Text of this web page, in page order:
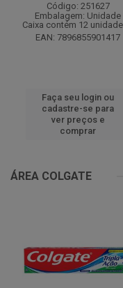
Código: 251627
Embalagem: Unidade
Caixa contém 12
EAN: 7896855901417
Faça seu login ou
cadastre-se para
ver preços e
comprar
ÁREA COLGATE